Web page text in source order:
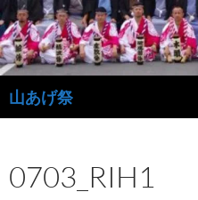
コ
ン
テ
ン
ツ
へ
ッ
山あげ祭
索
0703_RIH1